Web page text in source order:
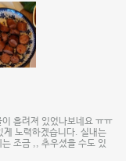
흘려져 있었나보네요 ㅠㅠ
게 노력하겠습니다. 실내는
조금 ,, 추우셨을 수도 있